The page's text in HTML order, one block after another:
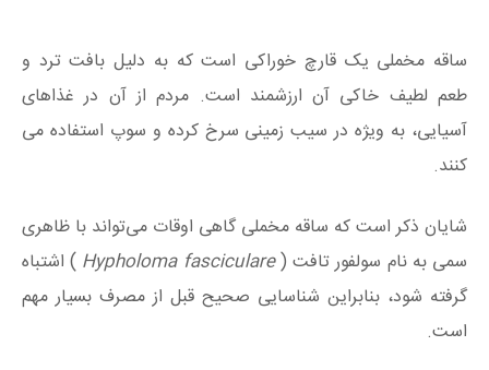
ساقه مخملی یک قارچ خوراکی است که به دلیل بافت ترد و
طعم لطیف خاکی آن ارزشمند است. مردم از آن در غذاهای
آسیایی، به ویژه در سیب زمینی سرخ کرده و سوپ استفاده می
کنند.
شایان ذکر است که ساقه مخملی گاهی اوقات می‌تواند با ظاهری
سمی به نام سولفور تافت (Hypholoma fasciculare ) اشتباه
گرفته شود، بنابراین شناسایی صحیح قبل از مصرف بسیار مهم
است.